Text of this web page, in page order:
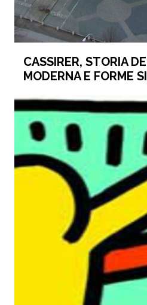
CASSIRER, STORIA
MODERNA E FORME